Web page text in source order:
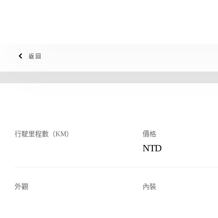
返回
行駛里程數（KM） 價格
NTD
外觀 內裝